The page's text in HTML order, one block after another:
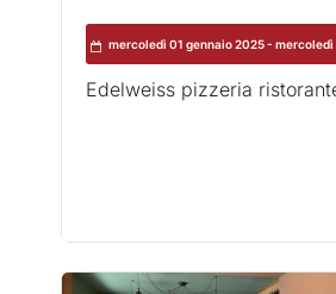
mercoledì 01 gennaio 2025 -
Edelweiss pizzeria